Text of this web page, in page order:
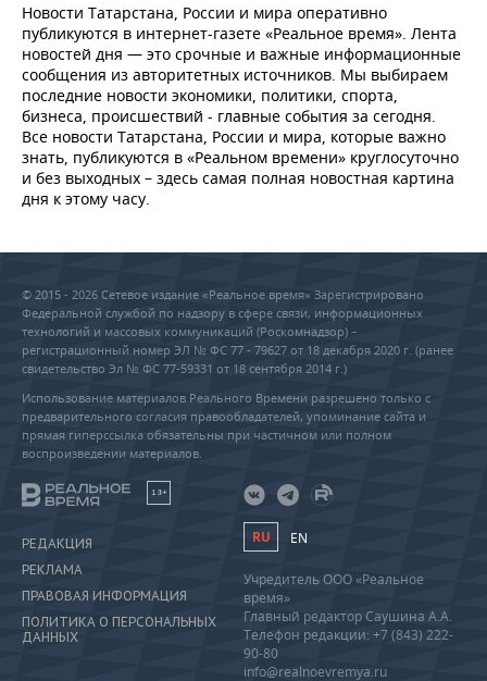
Новости Татарстана, России и мира оперативно
публикуются в интернет-газете «Реальное время». Лента
новостей дня — это срочные и важные информационные
сообщения из авторитетных источников. Мы выбираем
последние новости экономики, политики, спорта,
бизнеса, происшествий - главные события за сегодня.
Все новости Татарстана, России и мира, которые важно
знать, публикуются в «Реальном времени» круглосуточно
и без выходных – здесь самая полная новостная картина
дня к этому часу.
© 2015 - 2026 Сетевое издание «Реальное время» Зарегистрировано
Федеральной службой по надзору в сфере связи, информационных
технологий и массовых коммуникаций (Роскомнадзор) –
регистрационный номер ЭЛ № ФС 77 - 79627 от 18 декабря 2020 г. (ранее
свидетельство Эл № ФС 77-59331 от 18 сентября 2014 г.)
Использование материалов Реального Времени разрешено только с
предварительного согласия правообладателей, упоминание сайта и
прямая гиперссылка обязательны при частичном или полном
воспроизведении материалов.
18+
РЕДАКЦИЯ
РЕКЛАМА
ПРАВОВАЯ ИНФОРМАЦИЯ
ПОЛИТИКА О ПЕРСОНАЛЬНЫХ
ДАННЫХ
RU EN
Учредитель ООО «Реальное
время»
Главный редактор Саушина А.А.
Телефон редакции: +7 (843) 222-
90-80
info@realnoevremya.ru